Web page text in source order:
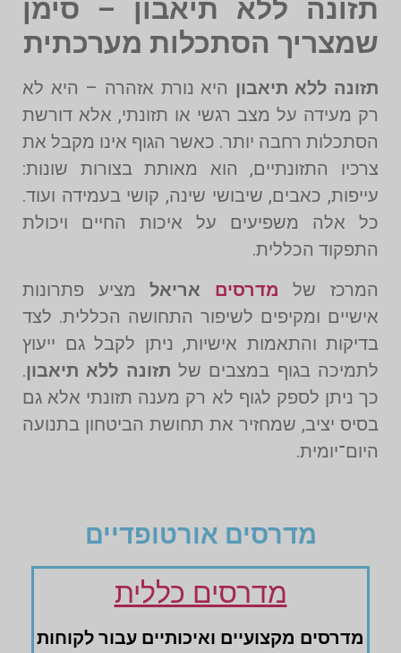
תזונה ללא תיאבון – סימן
שמצריך הסתכלות מערכתית
תזונה ללא תיאבון היא נורת אזהרה – היא לא
רק מעידה על מצב רגשי או תזונתי, אלא דורשת
הסתכלות רחבה יותר. כאשר הגוף אינו מקבל את
צרכיו התזונתיים, הוא מאותת בצורות שונות:
עייפות, כאבים, שיבושי שינה, קושי בעמידה ועוד.
כל אלה משפיעים על איכות החיים ויכולת
התפקוד הכללית.
המרכז של מדרסים אריאלמציע פתרונות
אישיים ומקיפים לשיפור התחושה הכללית. לצד
בדיקות והתאמות אישיות, ניתן לקבל גם ייעוץ
לתמיכה בגוף במצבים של תזונה ללא תיאבון.
כך ניתן לספק לגוף לא רק מענה תזונתי אלא גם
בסיס יציב, שמחזיר את תחושת הביטחון בתנועה
היום־יומית.
מדרסים אורטופדיים
מדרסים כללית
מדרסים ‏מקצועיים ‏ואיכותיים עבור לקוחות